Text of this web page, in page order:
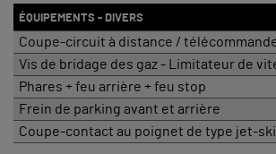
ÉQUIPEMENTS - DIVERS
Coupe-circuit à distance /
Vis de bridage des gaz - Limitateur de
Phares + feu arrière + feu stop
Frein de parking avant et arrière
Coupe-contact au poignet de type jet-ski